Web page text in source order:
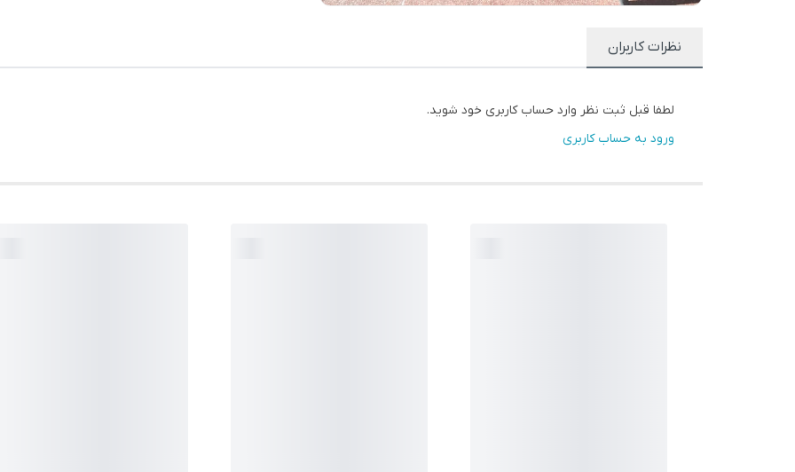
نظرات کاربران
لطفا قبل ثبت نظر وارد حساب کاربری خود شوید.
ورود به حساب کاربری